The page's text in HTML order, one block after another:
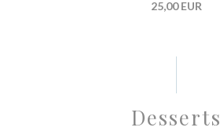
25,00 EUR
Desserts